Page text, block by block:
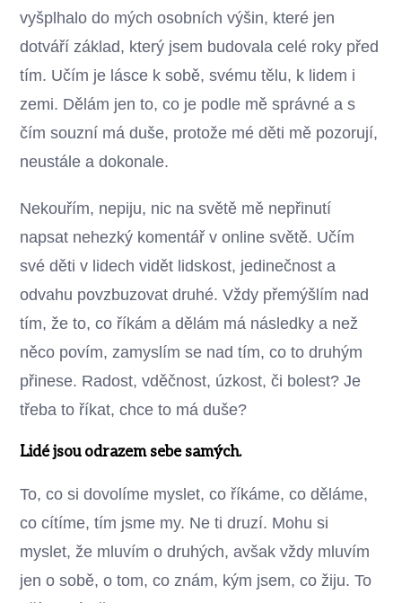
vyšplhalo do mých osobních výšin, které jen
dotváří základ, který jsem budovala celé roky před
tím. Učím je lásce k sobě, svému tělu, k lidem i
zemi. Dělám jen to, co je podle mě správné a s
čím souzní má duše, protože mé děti mě pozorují,
neustále a dokonale.
Nekouřím, nepiju, nic na světě mě nepřinutí
napsat nehezký komentář v online světě. Učím
své děti v lidech vidět lidskost, jedinečnost a
odvahu povzbuzovat druhé. Vždy přemýšlím nad
tím, že to, co říkám a dělám má následky a než
něco povím, zamyslím se nad tím, co to druhým
přinese. Radost, vděčnost, úzkost, či bolest? Je
třeba to říkat, chce to má duše?
Lidé jsou odrazem sebe samých.
To, co si dovolíme myslet, co říkáme, co děláme,
co cítíme, tím jsme my. Ne ti druzí. Mohu si
myslet, že mluvím o druhých, avšak vždy mluvím
jen o sobě, o tom, co znám, kým jsem, co žiju. To